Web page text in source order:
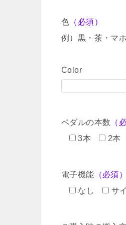
色 （必須）
例）黒・茶・マ
Color
ペダルの本数 （
3本
2本
電子機能 （必須）
なし
サ